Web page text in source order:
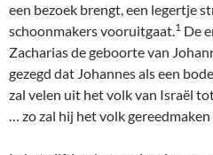
een bezoek brengt, een legertje
schoonmakers vooruitgaat.1 De
Zacharias de geboorte van
gezegd dat Johannes als een
zal velen uit het volk van Israël
… zo zal hij het volk gereedmaken